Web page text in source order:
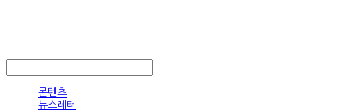
콘텐츠
뉴스레터